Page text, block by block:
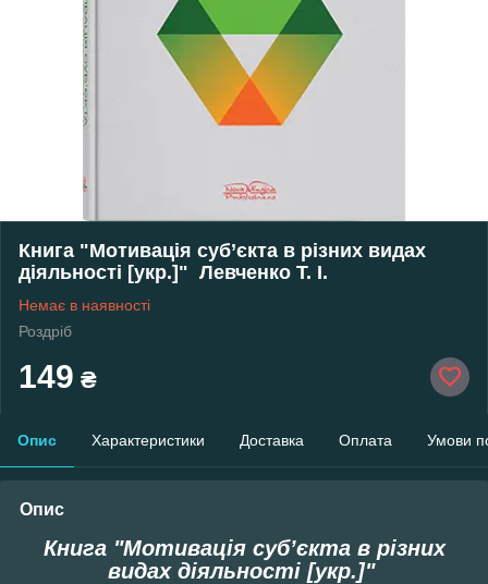
Книга "Мотивація суб’єкта в різних видах
діяльності [укр.]" Левченко Т. І.
Немає в наявності
Роздріб
149 ₴
Опис Характеристики Доставка Оплата Умови
Опис
Книга "Мотивація суб’єкта в різних
видах діяльності [укр.]"